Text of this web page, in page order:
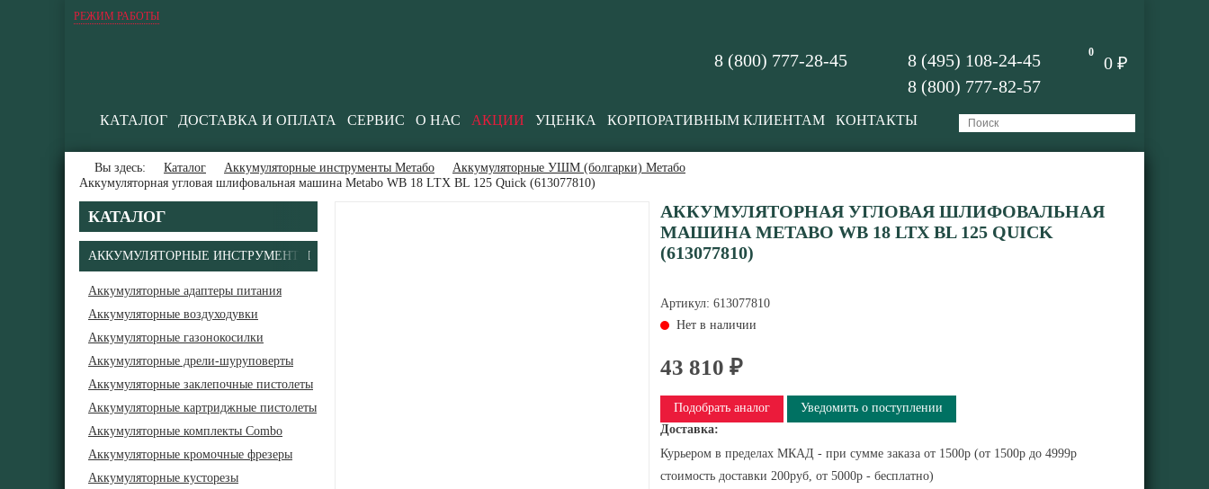
РЕЖИМ РАБОТЫ
0
0 ₽
8 (495) 108-24-45
8 (800) 777-82-57
8 (800) 777-28-45
КАТАЛОГ ДОСТАВКА И ОПЛАТА СЕРВИС О НАС АКЦИИ УЦЕНКА КОРПОРАТИВНЫМ КЛИЕНТАМ КОНТАКТЫ
Вы здесь: Каталог Аккумуляторные инструменты Метабо
Аккумуляторные УШМ (болгарки) Метабо
Аккумуляторная угловая шлифовальная машина Metabo WB 18 LTX BL 125 Quick (613077810)
КАТАЛОГ
АККУМУЛЯТОРНЫЕ ИНСТРУМЕНТЫ
Аккумуляторные адаптеры питания
Аккумуляторные воздуходувки
Аккумуляторные газонокосилки
Аккумуляторные дрели-шуруповерты
Аккумуляторные заклепочные пистолеты
Аккумуляторные картриджные пистолеты
Аккумуляторные комплекты Combo
Аккумуляторные кромочные фрезеры
Аккумуляторные кусторезы
АККУМУЛЯТОРНАЯ УГЛОВАЯ ШЛИФОВАЛЬНАЯ
МАШИНА METABO WB 18 LTX BL 125 QUICK
(613077810)
Артикул: 613077810
Нет в наличии
43 810 ₽
Подобрать аналог
Уведомить о поступлении
Доставка:
Курьером в пределах МКАД - при сумме заказа от 1500р (от 1500р до 4999р
стоимость доставки 200руб, от 5000р - бесплатно)